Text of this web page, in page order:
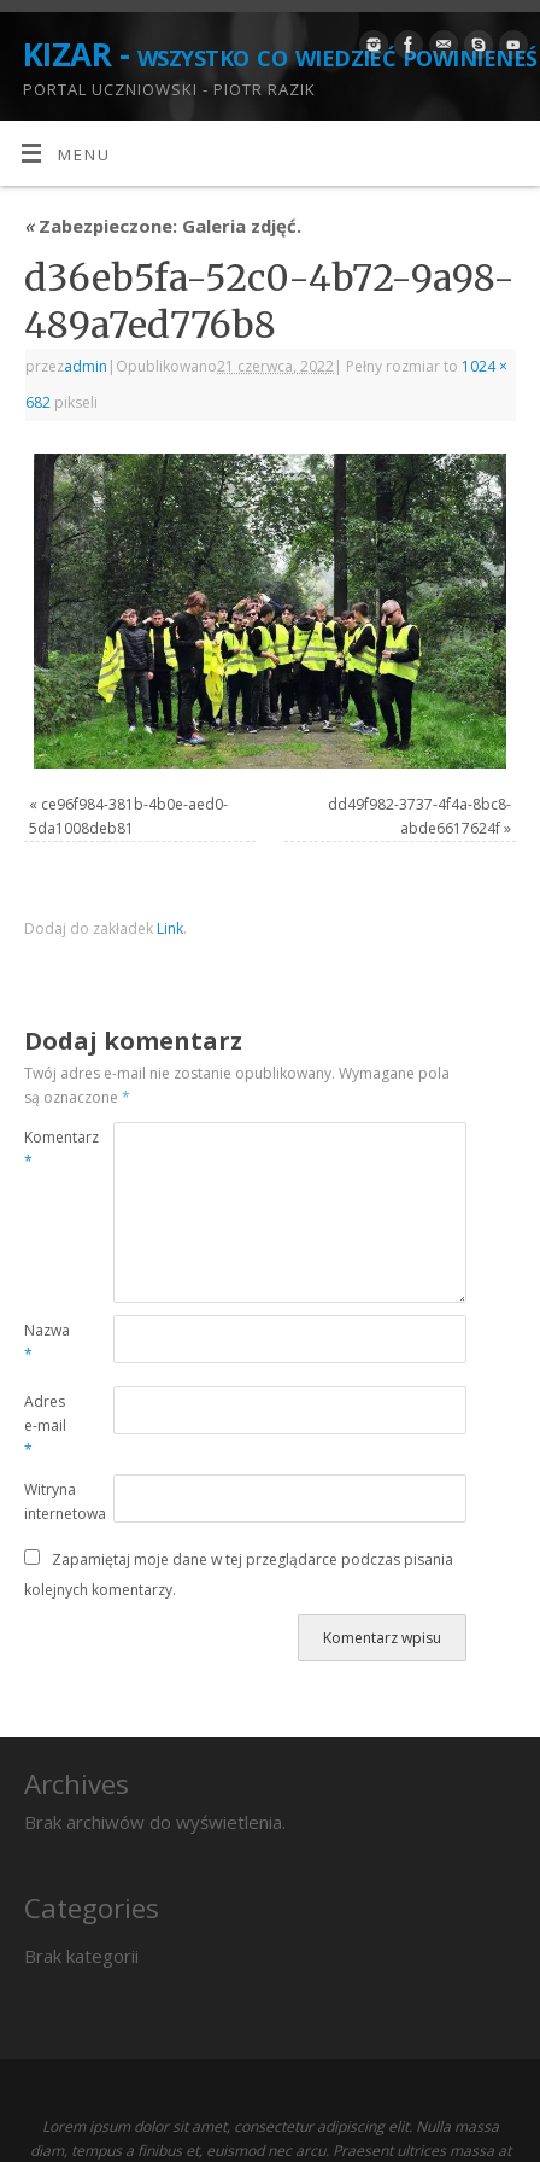
KIZAR - wszystko co wiedzieć powinieneś
PORTAL UCZNIOWSKI - PIOTR RAZIK
MENU
«Zabezpieczone: Galeria zdjęć.
d36eb5fa-52c0-4b72-9a98-
489a7ed776b8
przezadmin | Opublikowano21 czerwca, 2022 | Pełny rozmiar to 1024 ×
682 pikseli
« ce96f984-381b-4b0e-aed0-
5da1008deb81
dd49f982-3737-4f4a-8bc8-
abde6617624f»
Dodaj do zakładek Link.
Dodaj komentarz
Twój adres e-mail nie zostanie opublikowany. Wymagane pola
są oznaczone*
Komentarz
*
Nazwa
*
Adres
e-mail
*
Witryna
internetowa
Zapamiętaj moje dane w tej przeglądarce podczas pisania
kolejnych komentarzy.
Archives
Brak archiwów do wyświetlenia.
Categories
Brak kategorii
Lorem ipsum dolor sit amet, consectetur adipiscing elit. Nulla massa
diam, tempus a finibus et, euismod nec arcu. Praesent ultrices massa at